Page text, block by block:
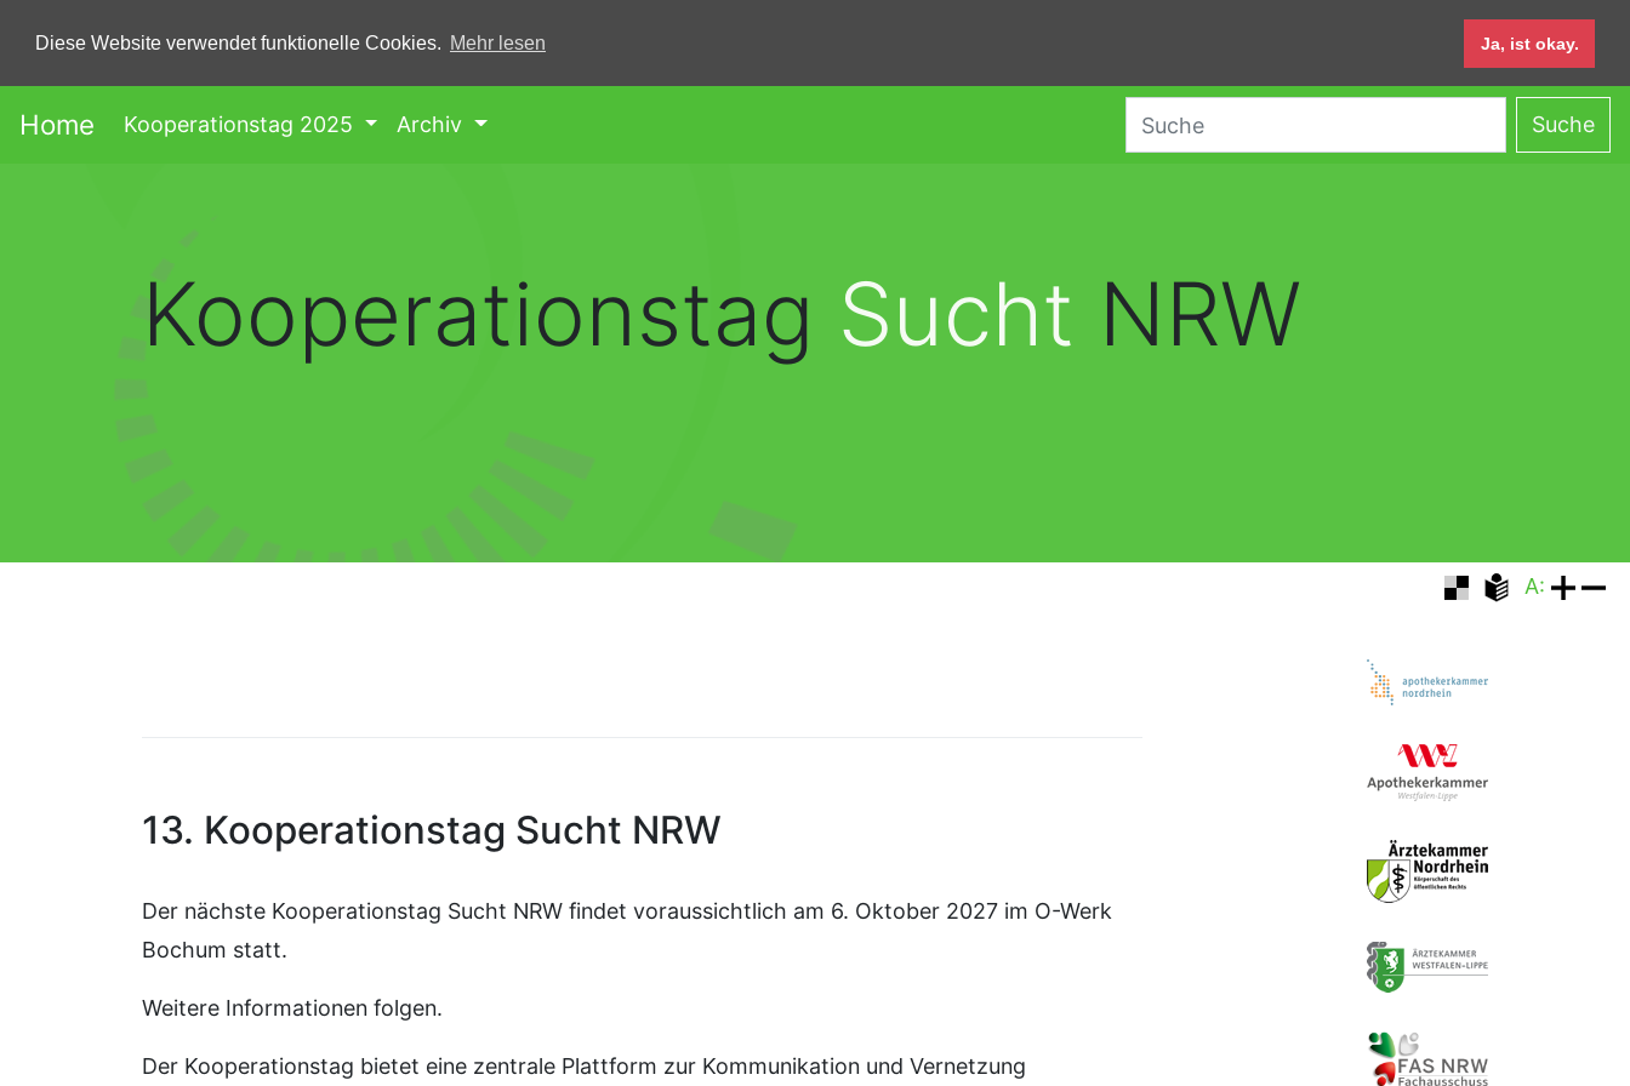
Diese Website verwendet funktionelle Cookies. Mehr lesen Ja, ist okay.
Home Kooperationstag 2025 Archiv Suche
Kooperationstag Sucht NRW
A:
13. Kooperationstag Sucht NRW
Der nächste Kooperationstag Sucht NRW findet voraussichtlich am 6. Oktober 2027 im O-Werk
Bochum statt.
Weitere Informationen folgen.
Der Kooperationstag bietet eine zentrale Plattform zur Kommunikation und Vernetzung